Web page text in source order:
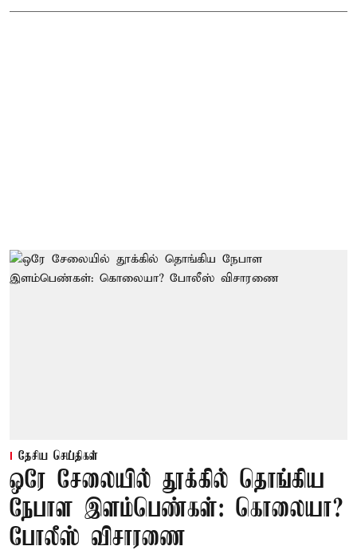
தேசிய செய்திகள்
ஒரே சேலையில் தூக்கில் தொங்கிய
நேபாள இளம்பெண்கள்: கொலையா?
போலீஸ் விசாரணை